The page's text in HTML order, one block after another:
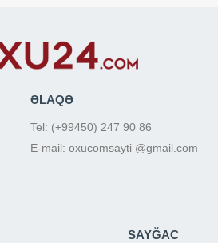
ƏLAQƏ
Tel: (+99450) 247 90 86
E-mail: oxucomsayti @gmail.com
SAYĞAC